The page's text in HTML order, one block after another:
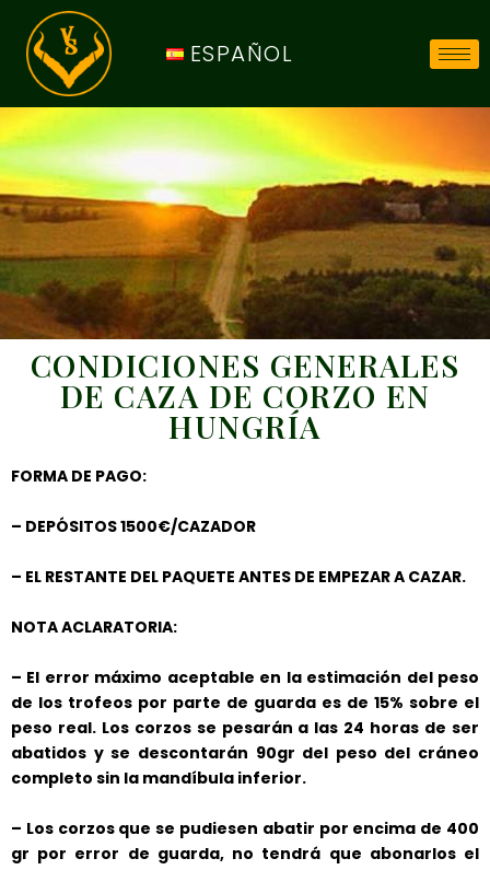
ESPAÑOL
CONDICIONES GENERALES
DE CAZA DE CORZO EN
HUNGRÍA
FORMA DE PAGO:
– DEPÓSITOS 1500€/CAZADOR
– EL RESTANTE DEL PAQUETE ANTES DE EMPEZAR A CAZAR.
NOTA ACLARATORIA:
– El error máximo aceptable en la estimación del peso
de los trofeos por parte de guarda es de 15% sobre el
peso real. Los corzos se pesarán a las 24 horas de ser
abatidos y se descontarán 90gr del peso del cráneo
completo sin la mandíbula inferior.
– Los corzos que se pudiesen abatir por encima de 400
gr por error de guarda, no tendrá que abonarlos el